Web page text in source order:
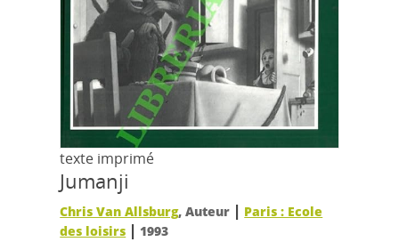
texte imprimé
Jumanji
Chris Van Allsburg, Auteur | Paris : Ecole
des loisirs | 1993